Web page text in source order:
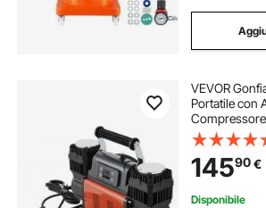
VEVOR
Portatile con
Pompa
con Display
Adattatori per
Camper
14590€
Disponibile